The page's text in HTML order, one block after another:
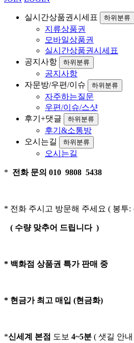
실시간상품권시세표 하위분류
지류상품권
모바일상품권
실시간상품권시세표
공지사항
하위분류
공지사항
자문방/우편/이슈
하위분류
자주하는질문
우편/이슈/스샷
후기+댓글
하위분류
후기&소통방
오시는길
하위분류
오시는길
* 전화 문의 010 9808 5438
* 전화 주시고 방문해 주세요 ( 봉투:
( 수량 맞추어 드립니다 )
* 백화점 상품권 특가 판매 중
* 현금가 최고 매입 (현금화)
*신세계 본점 도보 4~5분 ( 샛길 안